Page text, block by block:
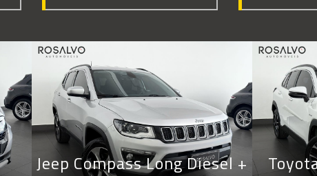
Jeep Compass Long Diesel +